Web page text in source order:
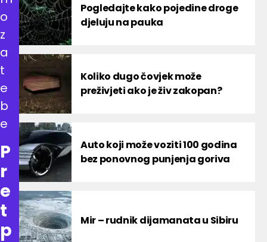
Pogledajte kako pojedine droge
djeluju na pauka
Koliko dugo čovjek može
preživjeti ako je živ zakopan?
Auto koji može voziti 100 godina
bez ponovnog punjenja goriva
Mir – rudnik dijamanata u Sibiru
o
z
a
t
e
b
e
P
r
e
t
p